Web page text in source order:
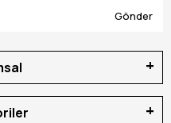
Gönder